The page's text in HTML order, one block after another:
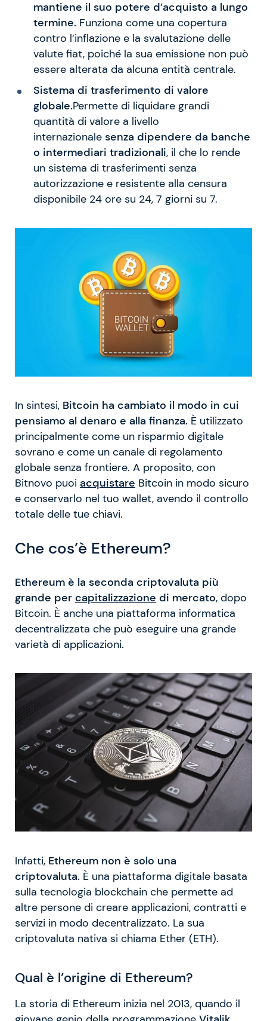
mantiene il suo potere d’acquisto a lungo
termine. Funziona come una copertura
contro l’inflazione e la svalutazione delle
valute fiat, poiché la sua emissione non può
essere alterata da alcuna entità centrale.
Sistema di trasferimento di valore
globale.Permette di liquidare grandi
quantità di valore a livello
internazionale senza dipendere da banche
o intermediari tradizionali, il che lo rende
un sistema di trasferimenti senza
autorizzazione e resistente alla censura
disponibile 24 ore su 24, 7 giorni su 7.
In sintesi, Bitcoin ha cambiato il modo in cui
pensiamo al denaro e alla finanza. È utilizzato
principalmente come un risparmio digitale
sovrano e come un canale di regolamento
globale senza frontiere. A proposito, con
Bitnovo puoi acquistare Bitcoin in modo sicuro
e conservarlo nel tuo wallet, avendo il controllo
totale delle tue chiavi.
Che cos’è Ethereum?
Ethereum è la seconda criptovaluta più
grande per capitalizzazione di mercato, dopo
Bitcoin. È anche una piattaforma informatica
decentralizzata che può eseguire una grande
varietà di applicazioni.
Infatti, Ethereum non è solo una
criptovaluta. È una piattaforma digitale basata
sulla tecnologia blockchain che permette ad
altre persone di creare applicazioni, contratti e
servizi in modo decentralizzato. La sua
criptovaluta nativa si chiama Ether (ETH).
Qual è l’origine di Ethereum?
La storia di Ethereum inizia nel 2013, quando il